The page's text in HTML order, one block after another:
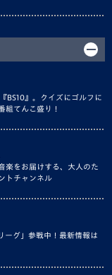
BS10』。クイズにゴルフに
組てんこ盛り！
楽をお届けする、大人のた
トチャンネル
ーグ」参戦中！最新情報は